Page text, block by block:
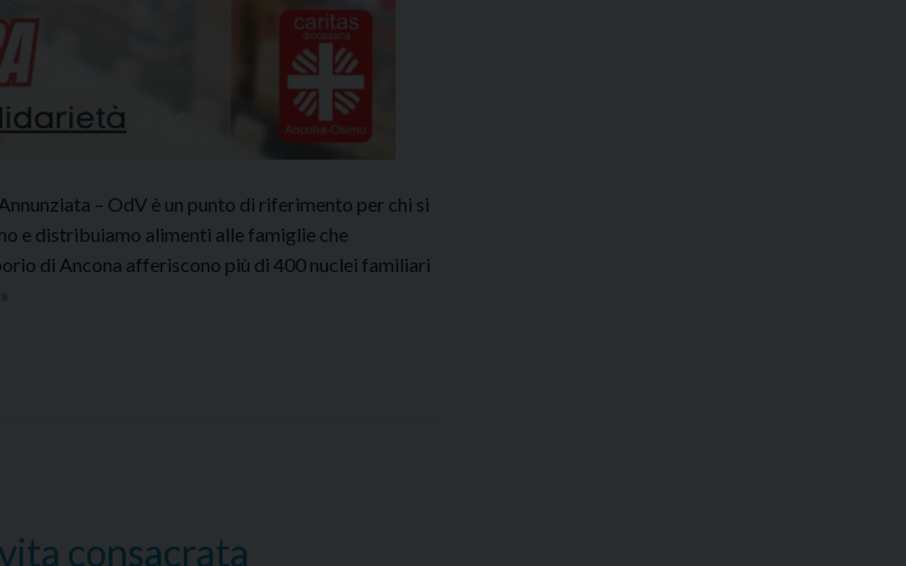
– OdV è un punto di riferimento per chi si
e distribuiamo alimenti alle famiglie che
di Ancona afferiscono più di 400 nuclei familiari
UN
»
consacrata